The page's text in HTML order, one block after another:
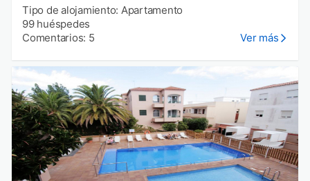
Tipo de alojamiento: Apartamento
99 huéspedes
Comentarios: 5
Ver más